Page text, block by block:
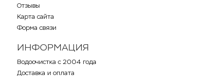
Отзывы
Карта сайта
Форма связи
ИНФОРМАЦИЯ
Водоочистка с 2004 года
Доставка и оплата